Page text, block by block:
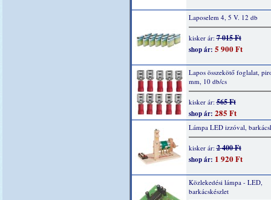
Laposelem 4, 5 V. 12 db
kisker ár:7 015 Ft
shop ár: 5 900 Ft
Lapos összekötő foglalat,
mm, 10 db/cs
kisker ár:565 Ft
shop ár: 285 Ft
Lámpa LED izzóval,
kisker ár:2 400 Ft
shop ár: 1 920 Ft
Közlekedési lámpa - LED,
barkácskészlet